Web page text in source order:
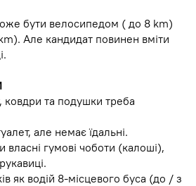
бути велосипедом ( до 8 km)
Але кандидат повинен вміти
ковдри та подушки треба
але немає їдальні.
гумові чоботи (калоші),
як водій 8-місцевого буса (до / з